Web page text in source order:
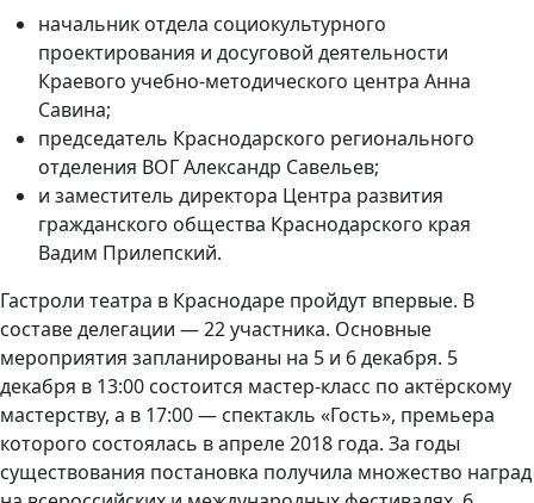
начальник отдела социокультурного
проектирования и досуговой деятельности
Краевого учебно-методического центра Анна
Савина;
председатель Краснодарского регионального
отделения ВОГ Александр Савельев;
и заместитель директора Центра развития
гражданского общества Краснодарского края
Вадим Прилепский.
Гастроли театра в Краснодаре пройдут впервые. В
составе делегации — 22 участника. Основные
мероприятия запланированы на 5 и 6 декабря. 5
декабря в 13:00 состоится мастер-класс по актёрскому
мастерству, а в 17:00 — спектакль «Гость», премьера
которого состоялась в апреле 2018 года. За годы
существования постановка получила множество наград